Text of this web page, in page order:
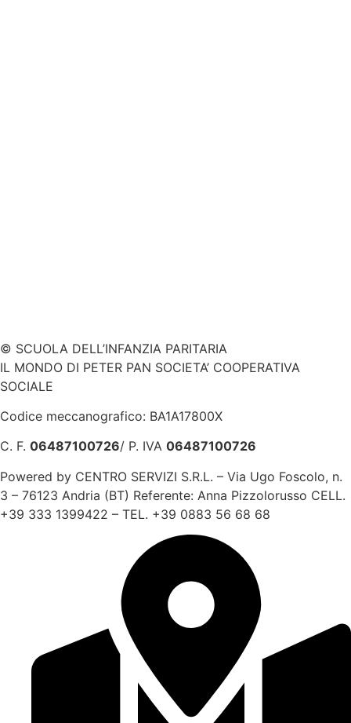
© SCUOLA DELL’INFANZIA PARITARIA
IL MONDO DI PETER PAN SOCIETA’ COOPERATIVA
SOCIALE
Codice meccanografico: BA1A17800X
C. F. 06487100726/ P. IVA 06487100726
Powered by CENTRO SERVIZI S.R.L. – Via Ugo Foscolo, n.
3 – 76123 Andria (BT) Referente: Anna Pizzolorusso CELL.
+39 333 1399422 – TEL. +39 0883 56 68 68